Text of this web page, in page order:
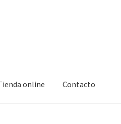
online Contacto